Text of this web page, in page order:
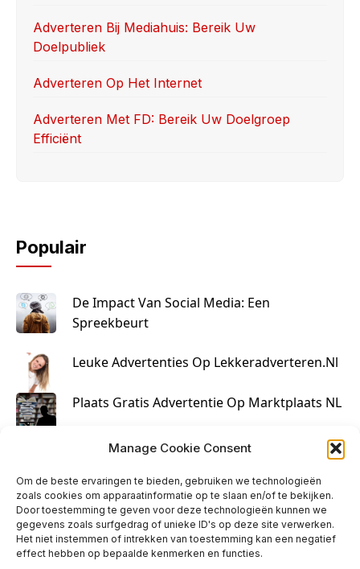
Manage Cookie Consent
Om de beste ervaringen te bieden, gebruiken we technologieën
zoals cookies om apparaatinformatie op te slaan en/of te bekijken.
Door toestemming te geven voor deze technologieën kunnen we
gegevens zoals surfgedrag of unieke ID's op deze site verwerken.
Het niet instemmen of intrekken van toestemming kan een negatief
effect hebben op bepaalde kenmerken en functies.
Adverteren Bij Mediahuis: Bereik Uw
Doelpubliek
Adverteren Op Het Internet
Adverteren Met FD: Bereik Uw Doelgroep
Efficiënt
Populair
De Impact Van Social Media: Een
Spreekbeurt
Leuke Advertenties Op Lekkeradverteren.nl
Plaats Gratis Advertentie Op Marktplaats NL
Kruisbestuiving Voor Succesvolle Marketing